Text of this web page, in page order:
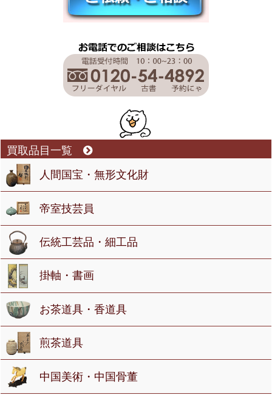
買取品目一覧
人間国宝・無形文化財
帝室技芸員
伝統工芸品・細工品
掛軸・書画
お茶道具・香道具
煎茶道具
中国美術・中国骨董